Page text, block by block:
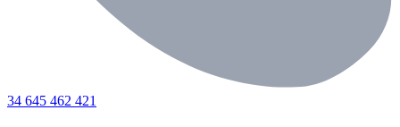
34 645 462 421